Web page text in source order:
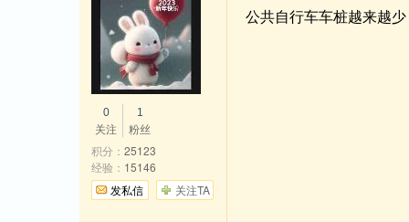
公共自行车车桩越来越少
0
关注
1
粉丝
积分： 25123
经验： 15146
发私信
关注TA